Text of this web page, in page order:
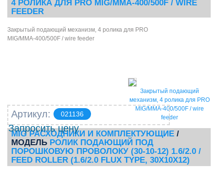
4 РОЛИКА ДЛЯ PRO MIG/MMA-400/500F / WIRE
FEEDER
Закрытый подающий механизм, 4 ролика для PRO
MIG/MMA-400/500F / wire feeder
Закрытый подающий
механизм, 4 ролика для PRO
MIG/MMA-400/500F / wire
feeder
Артикул: 021136
Запросить цену
MIG РАСХОДНИКИ И КОМПЛЕКТУЮЩИЕ /
МОДЕЛЬ РОЛИК ПОДАЮЩИЙ ПОД
ПОРОШКОВУЮ ПРОВОЛОКУ (30-10-12) 1.6/2.0 /
FEED ROLLER (1.6/2.0 FLUX TYPE, 30Х10Х12)